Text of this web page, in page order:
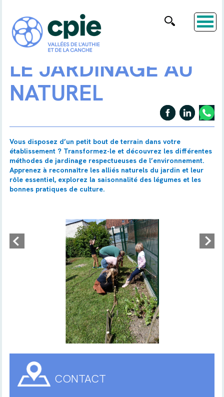
LE JARDINAGE AU
NATUREL
Vous disposez d’un petit bout de terrain dans votre
établissement ? Transformez-le et découvrez les différentes
méthodes de jardinage respectueuses de l’environnement.
Apprenez à reconnaître les alliés naturels du jardin et leur
rôle essentiel, explorez la saisonnalité des légumes et les
bonnes pratiques de culture.
CONTACT